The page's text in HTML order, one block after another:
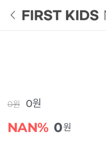
0원 0원
NAN% 0원
ALL